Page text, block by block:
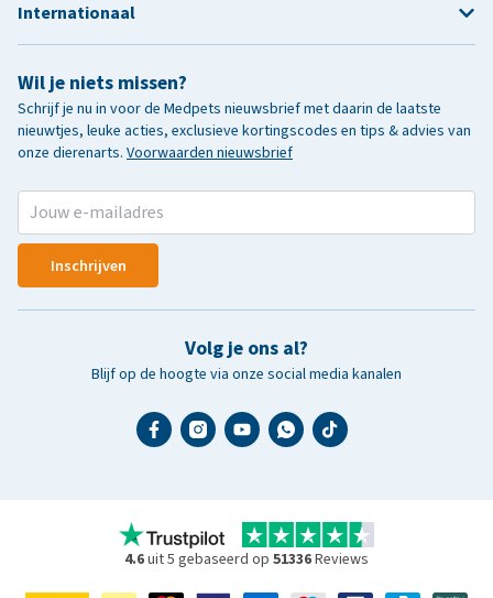
Wil je niets missen?
Schrijf je nu in voor de Medpets nieuwsbrief met daarin de laatste
nieuwtjes, leuke acties, exclusieve kortingscodes en tips & advies van
onze dierenarts. Voorwaarden nieuwsbrief
Inschrijven
Volg je ons al?
Blijf op de hoogte via onze social media kanalen
Internationaal
4.6uit 5 gebaseerd op 51336Reviews